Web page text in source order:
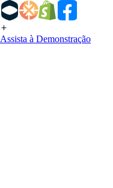
Assista à Demonstração